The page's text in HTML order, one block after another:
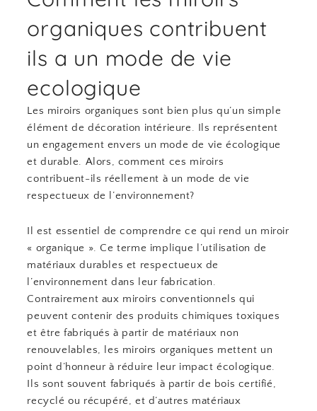
organiques contribuent
ils a un mode de vie
ecologique
Les miroirs organiques sont bien plus qu’un simple
élément de décoration intérieure. Ils représentent
un engagement envers un mode de vie écologique
et durable. Alors, comment ces miroirs
contribuent-ils réellement à un mode de vie
respectueux de l’environnement?
Il est essentiel de comprendre ce qui rend un miroir
« organique ». Ce terme implique l’utilisation de
matériaux durables et respectueux de
l’environnement dans leur fabrication.
Contrairement aux miroirs conventionnels qui
peuvent contenir des produits chimiques toxiques
et être fabriqués à partir de matériaux non
renouvelables, les miroirs organiques mettent un
point d’honneur à réduire leur impact écologique.
Ils sont souvent fabriqués à partir de bois certifié,
recyclé ou récupéré, et d’autres matériaux